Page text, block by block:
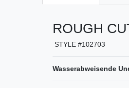
ROUGH
STYLE #102703
Wasserabweisende